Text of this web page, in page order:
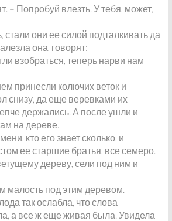
– Попробуй влезть. У тебя, может,
стали они ее силой подталкивать да
она, говорят:
взобраться, теперь нарви нам
принесли колючих веток и
снизу, да еще веревками их
держались. А после ушли и
на дереве.
кто его знает сколько, и
ее старшие братья, все семеро.
дереву, сели под ним и
малость под этим деревом.
так ослабла, что слова
а все ж еще живая была. Увидела